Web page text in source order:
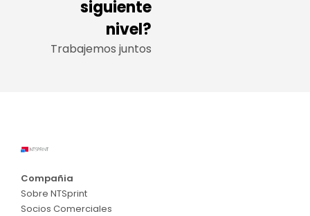
siguiente
nivel?
Trabajemos juntos
Compañia
Sobre NTSprint
Socios Comerciales